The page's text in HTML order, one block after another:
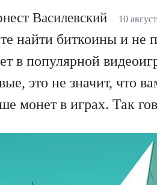
Василевский 10
найти биткоины и не
в популярной
это не значит, что
монет в играх. Так